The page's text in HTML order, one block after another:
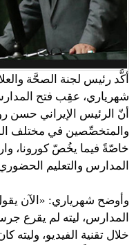
أكَّد رئيس لجنة الصحَّة
شهرياري، عقِب فتح
أنّ الرئيس الإيراني حسن
والمتخصِّصين في مختلف
خاصّةً فيما يخُصّ كورونا،
المدارس والتعليم
وأوضح شهرياري: «الآن
المدارس، ليته لم يقرع
خلال تقنية الفيديو،